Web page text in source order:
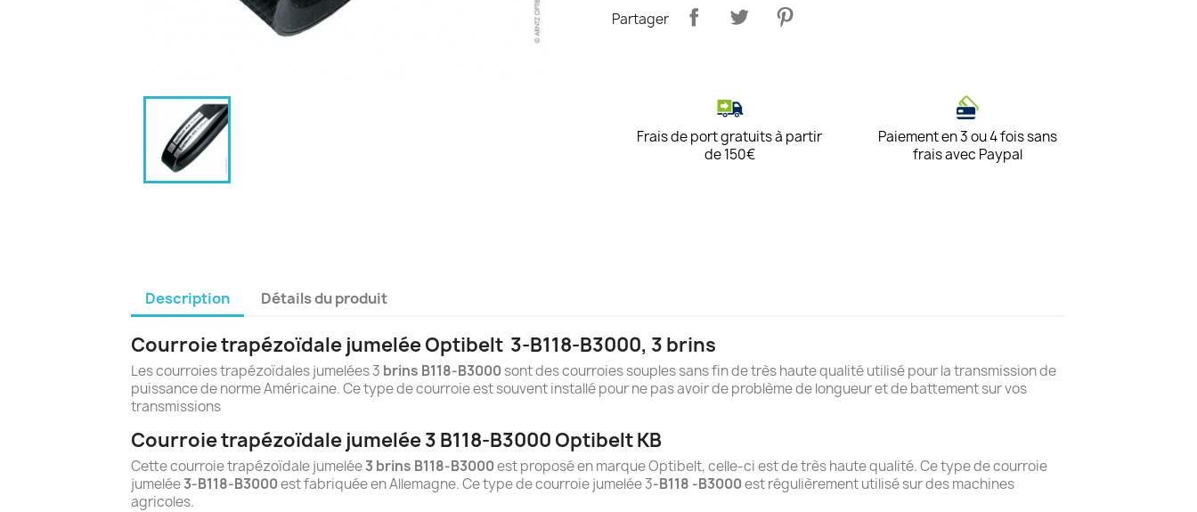
Partager
Frais de port gratuits à partir
de 150€
Paiement en 3 ou 4 fois sans
frais avec Paypal
Description Détails du produit
Courroie trapézoïdale jumelée Optibelt 3-B118-B3000, 3 brins
Les courroies trapézoïdales jumelées 3 brins B118-B3000sont des courroies souples sans fin de très haute qualité utilisé pour la transmission de
puissance de norme Américaine. Ce type de courroie est souvent installé pour ne pas avoir de problème de longueur et de battement sur vos
transmissions
Courroie trapézoïdale jumelée 3 B118-B3000 Optibelt KB
Cette courroie trapézoïdale jumelée3 brins B118-B3000est proposé en marque Optibelt, celle-ci est de très haute qualité. Ce type de courroie
jumelée3-B118-B3000est fabriquée en Allemagne. Ce type de courroie jumelée 3-B118 -B3000est régulièrement utilisé sur des machines
agricoles.